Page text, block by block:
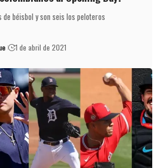
de béisbol y son seis los peloteros
1 de abril de 2021